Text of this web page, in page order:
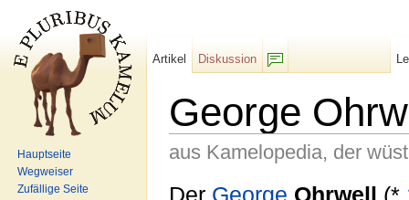
George
aus Kamelopedia, der
Der George Ohrwell (*
Artikel
Diskussion
Hauptseite
Wegweiser
Zufällige Seite